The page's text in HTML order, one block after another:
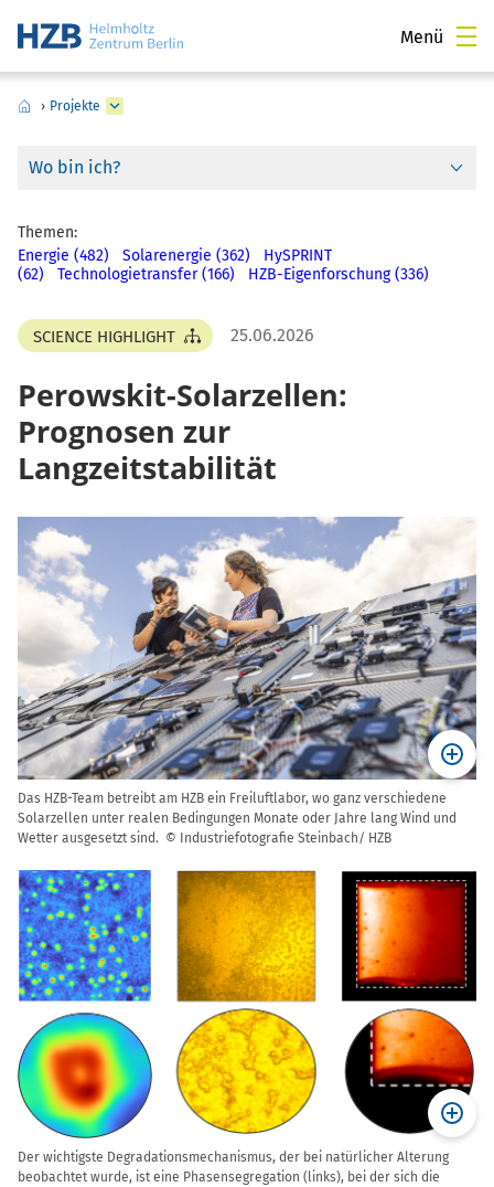
Menü
› Projekte
Wo bin ich?
Themen:
Energie (482)
Solarenergie (362)
HySPRINT
(62)
Technologietransfer (166) HZB-Eigenforschung (336)
SCIENCE HIGHLIGHT 25.06.2026
Perowskit-Solarzellen:
Prognosen zur
Langzeitstabilität
Das HZB-Team betreibt am HZB ein Freiluftlabor, wo ganz verschiedene
Solarzellen unter realen Bedingungen Monate oder Jahre lang Wind und
Wetter ausgesetzt sind. © Industriefotografie Steinbach/ HZB
Der wichtigste Degradationsmechanismus, der bei natürlicher Alterung
beobachtet wurde, ist eine Phasensegregation (links), bei der sich die